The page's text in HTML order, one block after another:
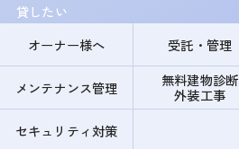
貸したい
オーナー様へ
受託・管理
メンテナンス管理
無料建物診断
外装工事
セキュリティ対策